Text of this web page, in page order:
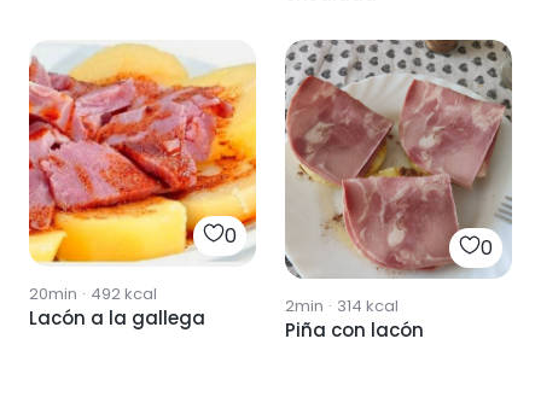
0
20min · 492kcal
Lacón a la gallega
0
2min · 314 kcal
Piña con lacón